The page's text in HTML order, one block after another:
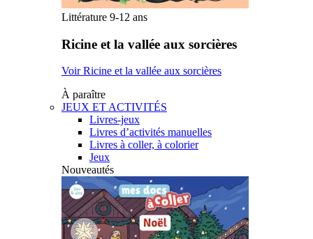
Littérature 9-12 ans
Ricine et la vallée aux sorcières
Voir Ricine et la vallée aux sorcières
À paraître
JEUX ET ACTIVITÉS
Livres-jeux
Livres d’activités manuelles
Livres à coller, à colorier
Jeux
Nouveautés